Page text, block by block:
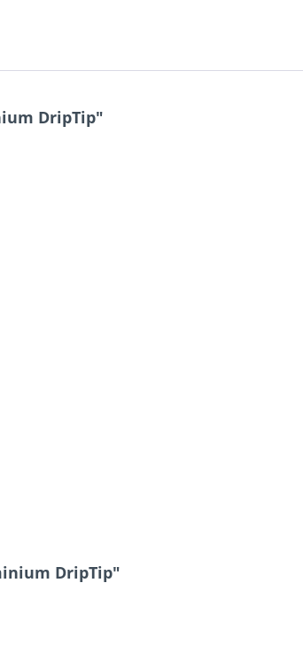
DripTip"
DripTip"